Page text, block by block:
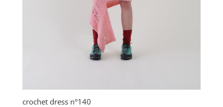
crochet dress n°140